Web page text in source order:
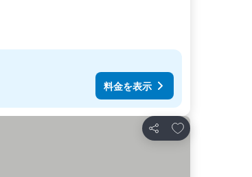
料金を表示
シェア
お気に入りに追加